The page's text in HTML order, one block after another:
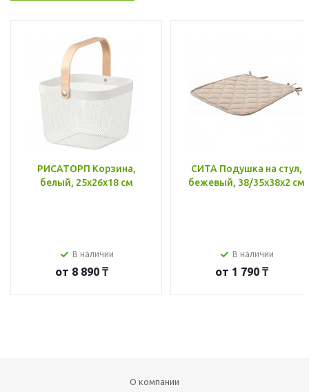
РИСАТОРП Корзина,
белый, 25x26x18 см
В наличии
от 8 890 ₸
СИТА Подушка на стул,
бежевый, 38/35x38x2 см
В наличии
от 1 790 ₸
О компании